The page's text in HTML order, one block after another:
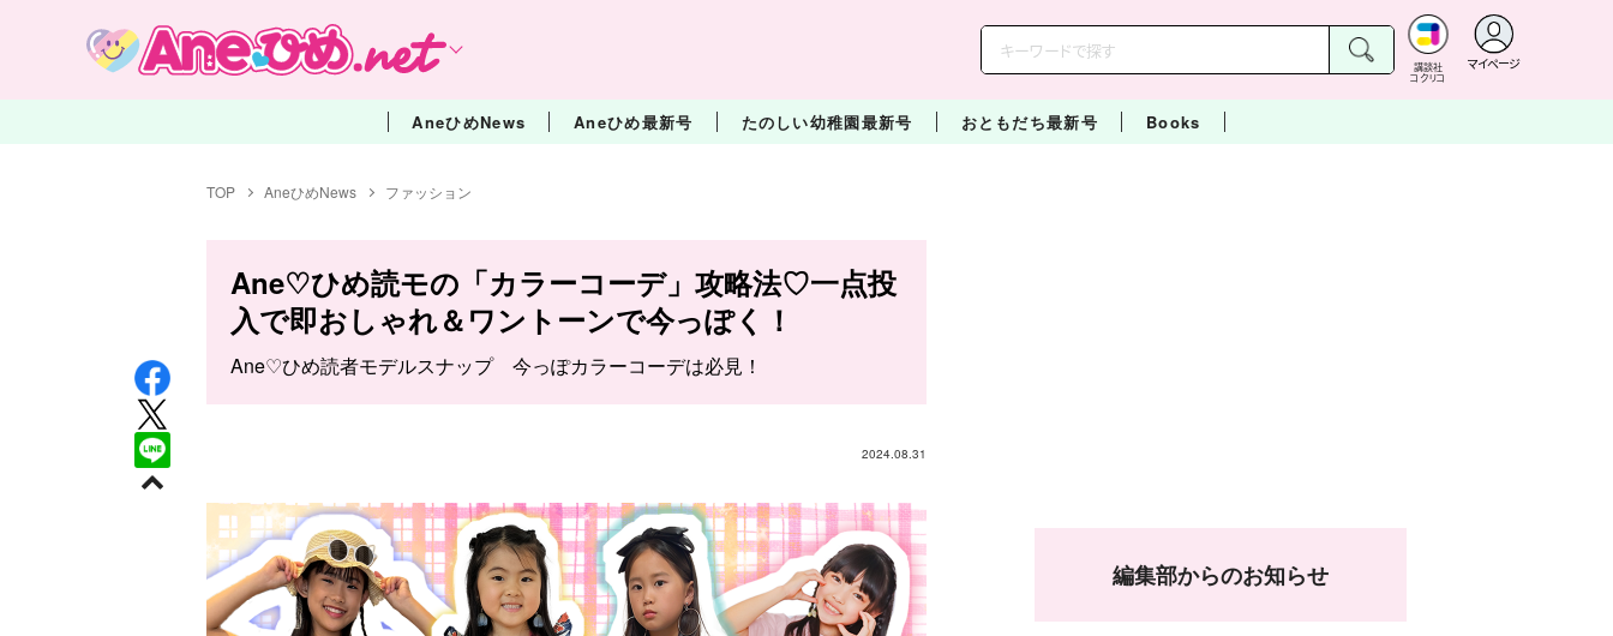
講談社
コクリコ
マイページ
AneひめNews Aneひめ最新号 たのしい幼稚園最新号 おともだち最新号 Books
TOP AneひめNews ファッション
Ane♡ひめ読モの「カラーコーデ」攻略法♡一点投
入で即おしゃれ＆ワントーンで今っぽく！
Ane♡ひめ読者モデルスナップ 今っぽカラーコーデは必見！
2024.08.31
編集部からのお知らせ